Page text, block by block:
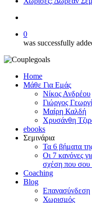
0
was successfully
Home
Μάθε Για Εμάς
Νίκος Ανδρέου
Γιώργος
Μαίρη Καλδή
Χρυσάνθη
ebooks
Σεμινάρια
Τα 6 βήματα
Οι 7 κανόνες
σχέση που σου
Coaching
Blog
Επανασύνδεση
Χωρισμός